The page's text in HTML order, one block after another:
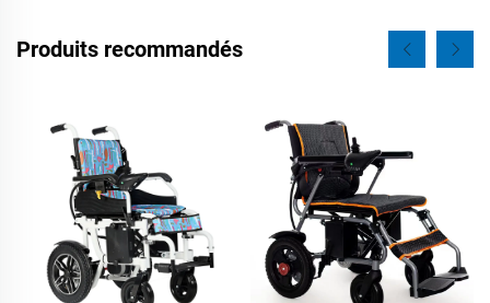
Produits recommandés